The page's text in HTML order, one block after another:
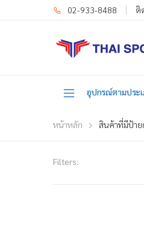
02-933-8488 ติ
อุปกรณ์ตามประ
หน้าหลัก สินค้าที่มีป้าย
Filters: